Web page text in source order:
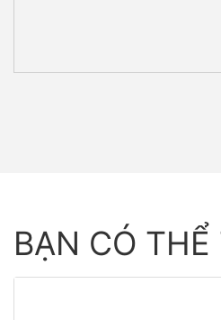
BẠN CÓ